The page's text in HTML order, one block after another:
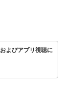
よびアプリ視聴に